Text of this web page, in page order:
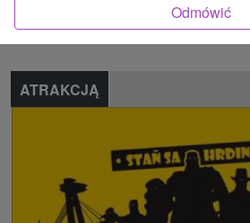
Zgłoś błąd
ATRAKCJĄ
Odmówić